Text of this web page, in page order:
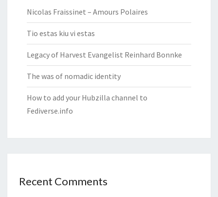
Nicolas Fraissinet – Amours Polaires
Tio estas kiu vi estas
Legacy of Harvest Evangelist Reinhard Bonnke
The was of nomadic identity
How to add your Hubzilla channel to
Fediverse.info
Recent Comments